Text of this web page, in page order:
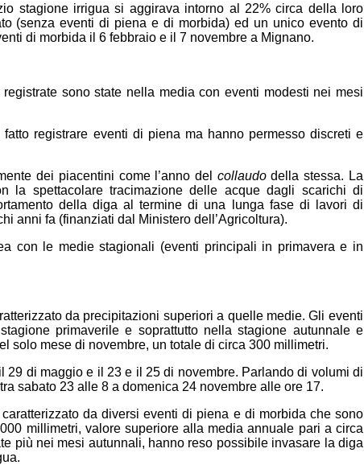
stagione irrigua si aggirava intorno al 22% circa della loro
(senza eventi di piena e di morbida) ed un unico evento di
di morbida il 6 febbraio e il 7 novembre a Mignano.
sono state nella media con eventi modesti nei mesi
registrare eventi di piena ma hanno permesso discreti e
dei piacentini come l’anno del collaudodella stessa. La
la spettacolare tracimazione delle acque dagli scarichi di
della diga al termine di una lunga fase di lavori di
anni fa (finanziati dal Ministero dell’Agricoltura).
con le medie stagionali (eventi principali in primavera e in
da precipitazioni superiori a quelle medie. Gli eventi
primaverile e soprattutto nella stagione autunnale e
solo mese di novembre, un totale di circa 300 millimetri.
29 di maggio e il 23 e il 25 di novembre. Parlando di volumi di
sabato 23 alle 8 a domenica 24 novembre alle ore 17.
da diversi eventi di piena e di morbida che sono
millimetri, valore superiore alla media annuale pari a circa
più nei mesi autunnali, hanno reso possibile invasare la diga